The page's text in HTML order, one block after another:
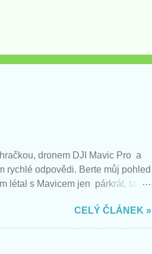
dronem DJI Mavic Pro a
rychlé odpovědi. Berte můj pohled
létal s Mavicem jen párkrát, takže
CELÝ ČLÁNEK »